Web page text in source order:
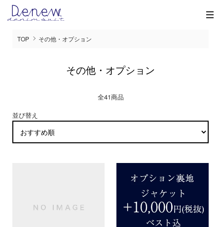
TOP その他・オプション
その他・オプション
全41商品
並び替え